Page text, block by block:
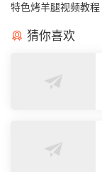
特色烤羊腿视频教程
猜你喜欢